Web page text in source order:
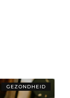
GEZONDHEID